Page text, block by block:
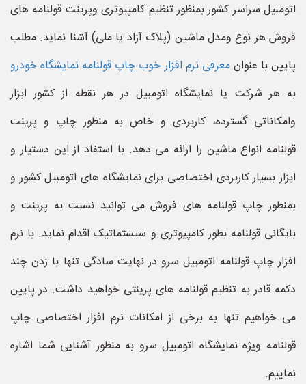
اتومبیل سراسر کشور بمنظور تنظیم کامپیوتری وپرینت قولنامه های
فروش هر نوع ومدل ماشین (پلاک آزاد یا ملی) آشنا نماید. مطلب
پایین با عنوانمعرفی نرم افزار خوب چاپ قولنامه نمایشگاه خودرو
به هر شرکت یا نمایشگاه اتومبیل در هر نقطه از کشور ابزار
وامکاناتی گسترده، کاربردی و خاص به منظور چاپ و پرینت
قولنامه انواع ماشین را ارائه می دهد. با استفاد از این دستیار و
ابزار بسیار کاربردی اختصاصی برای نمایشگاه های اتومبیل کشور و
بمنظور چاپ قولنامه های فروش می توانید نسبت به پرینت و
بایگانی قولنامه بطور کامپیوتری و سیستماتیک اقدام نماید. با نرم
افزار چاپ قولنامه اتومبیل سرو در نهایت سادگی تنها با زدن چند
دکمه قادر به تنظیم قولنامه های پرینتی خواهید داشت. در پایین
می خواهیم تنها به برخی از امکانات نرم افزار اختصاصی چاپ
قولنامه ویژه نمایشگاه اتومبیل سرو به منظور آشنایی شما اشاره
نماییم.